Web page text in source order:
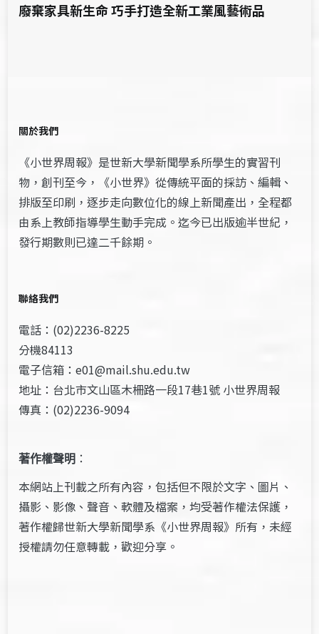
廢棄家具新生命 巧手打造全新工業風藝術品
關於我們
《小世界周報》是世新大學新聞學系所學生的實習刊
物，創刊至今，《小世界》從傳統平面的採訪、編輯、
排版至印刷，逐步走向數位化的線上新聞產出，全程都
由系上教師指導學生動手完成。迄今已出版逾半世紀，
發行期數則已達二千餘期。
聯絡我們
電話：(02)2236-8225
分機84113
電子信箱：e01@mail.shu.edu.tw
地址：台北市文山區木柵路一段17巷1號 小世界周報
傳真：(02)2236-9094
著作權聲明 ：
本網站上刊載之所有內容，包括但不限於文字、圖片、
攝影、影像、聲音、軟體及檔案，均受著作權法保護，
著作權歸世新大學新聞學系《小世界周報》所有，未經
授權請勿任意轉載，歡迎分享。